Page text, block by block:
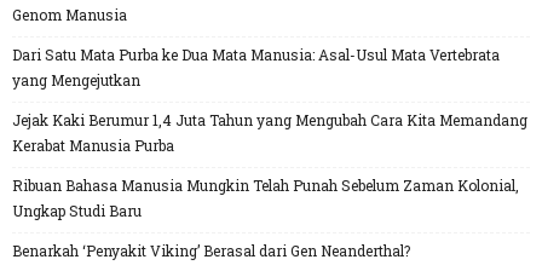
Genom Manusia
Dari Satu Mata Purba ke Dua Mata Manusia: Asal-Usul Mata Vertebrata
yang Mengejutkan
Jejak Kaki Berumur 1,4 Juta Tahun yang Mengubah Cara Kita Memandang
Kerabat Manusia Purba
Ribuan Bahasa Manusia Mungkin Telah Punah Sebelum Zaman Kolonial,
Ungkap Studi Baru
Benarkah ‘Penyakit Viking’ Berasal dari Gen Neanderthal?